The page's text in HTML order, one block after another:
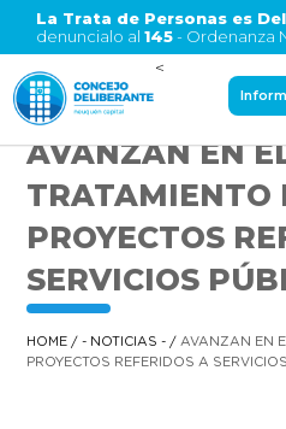
La Trata de Personas es
denuncialo al 145- Ordenanza
<
AVANZAN EN
TRATAMIENTO
PROYECTOS
SERVICIOS
HOME /- NOTICIAS - / AVANZAN EN
PROYECTOS REFERIDOS A